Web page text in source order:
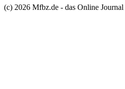
(c) 2026 Mfbz.de - das Online Journal